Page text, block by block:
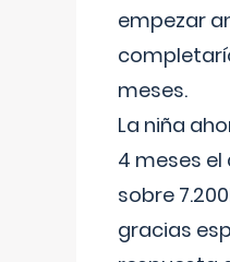
empezar
meses.
La niña
4 meses el
sobre
gracias